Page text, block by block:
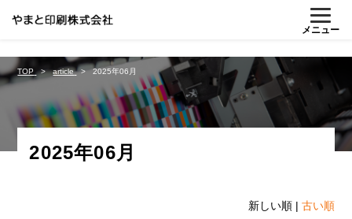
メニュー
TOP article 2025年06月
2025年06月
新しい順 | 古い順